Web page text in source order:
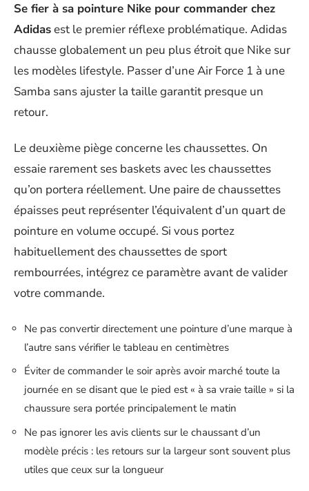
Se fier à sa pointure Nike pour commander chez
Adidasest le premier réflexe problématique. Adidas
chausse globalement un peu plus étroit que Nike sur
les modèles lifestyle. Passer d’une Air Force 1 à une
Samba sans ajuster la taille garantit presque un
retour.
Le deuxième piège concerne les chaussettes. On
essaie rarement ses baskets avec les chaussettes
qu’on portera réellement. Une paire de chaussettes
épaisses peut représenter l’équivalent d’un quart de
pointure en volume occupé. Si vous portez
habituellement des chaussettes de sport
rembourrées, intégrez ce paramètre avant de valider
votre commande.
Ne pas convertir directement une pointure d’une marque à
l’autre sans vérifier le tableau en centimètres
Éviter de commander le soir après avoir marché toute la
journée en se disant que le pied est « à sa vraie taille » si la
chaussure sera portée principalement le matin
Ne pas ignorer les avis clients sur le chaussant d’un
modèle précis : les retours sur la largeur sont souvent plus
utiles que ceux sur la longueur